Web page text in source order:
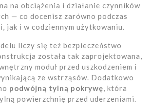
na obciążenia i działanie czynników
— co docenisz zarówno podczas
jak i w codziennym użytkowaniu.
liczy się też bezpieczeństwo
została tak zaprojektowana,
moduł przed uszkodzeniem i
ze wstrząsów. Dodatkowo
podwójną tylną pokrywę, która
powierzchnię przed uderzeniami.